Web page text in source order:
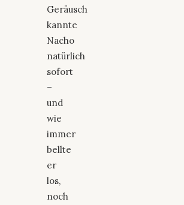
Geräusch
kannte
Nacho
natürlich
sofort
–
und
wie
immer
bellte
er
los,
noch